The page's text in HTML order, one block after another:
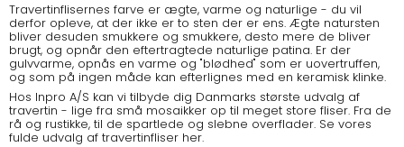
Travertinflisernes farve er ægte, varme og naturlige - du vil
derfor opleve, at der ikke er to sten der er ens. Ægte natursten
bliver desuden smukkere og smukkere, desto mere de bliver
brugt, og opnår den eftertragtede naturlige patina. Er der
gulvvarme, opnås en varme og "blødhed" som er uovertruffen,
og som på ingen måde kan efterlignes med en keramisk klinke.
Hos Inpro A/S kan vi tilbyde dig Danmarks største udvalg af
travertin - lige fra små mosaikker op til meget store fliser. Fra de
rå og rustikke, til de spartlede og slebne overflader. Se vores
fulde udvalg af travertinfliser her.